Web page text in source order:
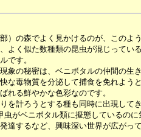
）の森でよく見かけるのが、このよ
よく似た数種類の昆虫が混じってい
です。
象の秘密は、ベニボタルの仲間の生
な毒物質を分泌して捕食を免れよう
れる鮮やかな色彩なのです。
を計ろうとする種も同時に出現して
虫がベニボタル類に擬態しているの
達するなど、興味深い世界が広がっ